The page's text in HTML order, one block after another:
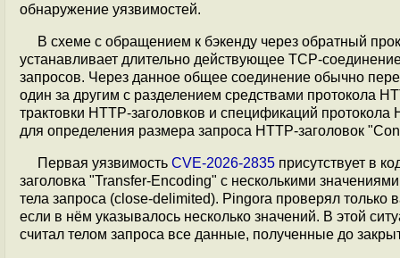
обнаружение уязвимостей.
В схеме с обращением к бэкенду через обратный
устанавливает длительно действующее TCP-
запросов. Через данное общее соединение обычно
один за другим с разделением средствами протокола
трактовки HTTP-заголовков и спецификаций
для определения размера запроса HTTP-заголовок
Первая уязвимость CVE-2026-2835 присутствует в
заголовка "Transfer-Encoding" с несколькими
тела запроса (close-delimited). Pingora проверял
если в нём указывалось несколько значений. В этой
считал телом запроса все данные, полученные до